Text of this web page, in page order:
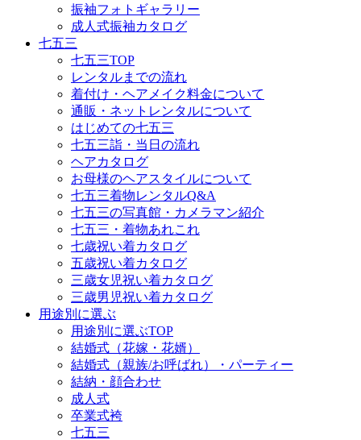
振袖フォトギャラリー
成人式振袖カタログ
七五三
七五三TOP
レンタルまでの流れ
着付け・ヘアメイク料金について
通販・ネットレンタルについて
はじめての七五三
七五三詣・当日の流れ
ヘアカタログ
お母様のヘアスタイルについて
七五三着物レンタルQ&A
七五三の写真館・カメラマン紹介
七五三・着物あれこれ
七歳祝い着カタログ
五歳祝い着カタログ
三歳女児祝い着カタログ
三歳男児祝い着カタログ
用途別に選ぶ
用途別に選ぶTOP
結婚式（花嫁・花婿）
結婚式（親族/お呼ばれ）・パーティー
結納・顔合わせ
成人式
卒業式袴
七五三